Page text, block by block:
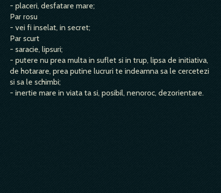
- placeri, desfatare mare;
Par rosu
- vei fi inselat, in secret;
Par scurt
- saracie, lipsuri;
- putere nu prea multa in suflet si in trup, lipsa de initiativa,
de hotarare, prea putine lucruri te indeamna sa le cercetezi
si sa le schimbi;
- inertie mare in viata ta si, posibil, nenoroc, dezorientare.